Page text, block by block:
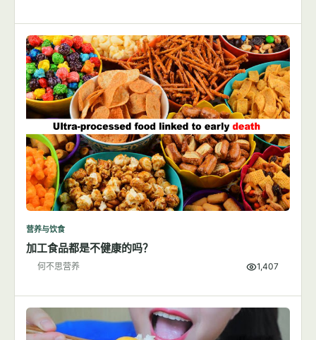
营养与饮食
加工食品都是不健康的吗？
何不思营养 1,407